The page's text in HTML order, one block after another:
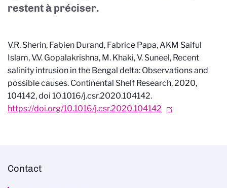
restent à préciser.
V.R. Sherin, Fabien Durand, Fabrice Papa, AKM Saiful
Islam, V.V. Gopalakrishna, M. Khaki, V. Suneel, Recent
salinity intrusion in the Bengal delta: Observations and
possible causes. Continental Shelf Research, 2020,
104142, doi 10.1016/j.csr.2020.104142.
https://doi.org/10.1016/j.csr.2020.104142
Contact